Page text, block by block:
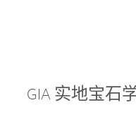
GIA 实地宝石